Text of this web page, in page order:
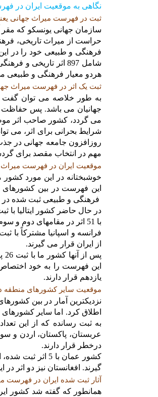
نگاهی به موقعیت ایران در
ثبت در فهرست میراث جهانی
حراست از میراث تاریخی،
هردو معیار فرهنگی و طبیعی
ثبت یک اثر در فهرست میراث
به طور خلاصه می توان گفت
جهانیان می باشد. پس حفاظت
می گردد، کشور صاحب اثر
شرایط بحرانی برای اثر، می
روزافزون جامعه جهانی در
مهم در انتخاب مقصد برای
موقعیت ایران در فهرست
این فهرست در بین کشورهای
فرهنگی و طبیعی ثبت شده
با 51 اثر در مقامهای دوم و سوم ایستاده اند.
از ایران قرار می گیرند.
یازدهم قرار دارند.
موقعیت سایر کشورهای منطقه
درخطر قرار دارند.
گیرند. افغانستان نیز دو اثر
آثار ثبت شده ایران در فهرست